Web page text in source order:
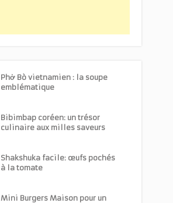
Phở Bò vietnamien : la soupe
emblématique
Bibimbap coréen: un trésor
culinaire aux milles saveurs
Shakshuka facile: œufs pochés
à la tomate
Mini Burgers Maison pour un